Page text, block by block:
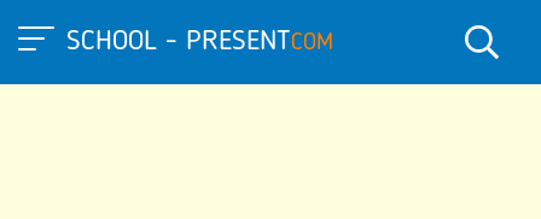
SCHOOL - PRESENTCOM